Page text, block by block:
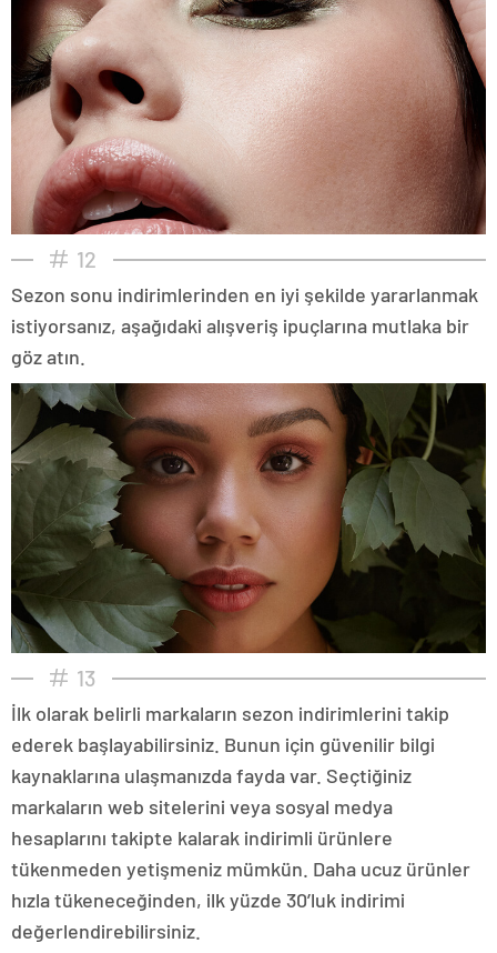
12
Sezon sonu indirimlerinden en iyi şekilde yararlanmak
istiyorsanız, aşağıdaki alışveriş ipuçlarına mutlaka bir
göz atın.
13
İlk olarak belirli markaların sezon indirimlerini takip
ederek başlayabilirsiniz. Bunun için güvenilir bilgi
kaynaklarına ulaşmanızda fayda var. Seçtiğiniz
markaların web sitelerini veya sosyal medya
hesaplarını takipte kalarak indirimli ürünlere
tükenmeden yetişmeniz mümkün. Daha ucuz ürünler
hızla tükeneceğinden, ilk yüzde 30’luk indirimi
değerlendirebilirsiniz.